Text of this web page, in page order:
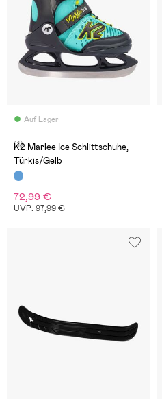
Auf Lager
(1)
K2 Marlee Ice Schlittschuhe,
Türkis/Gelb
72,99 €
UVP: 97,99 €